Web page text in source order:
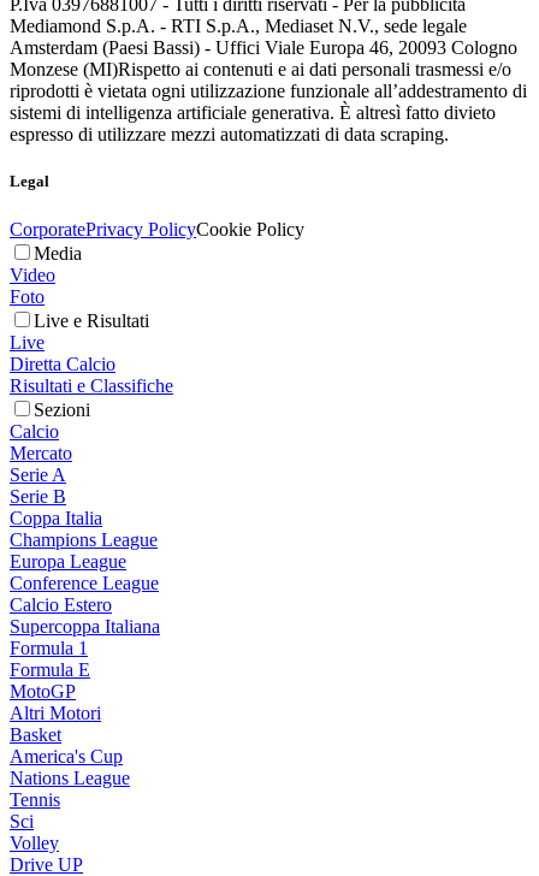
P.Iva 03976881007 - Tutti i diritti riservati - Per la pubblicità
Mediamond S.p.A. - RTI S.p.A., Mediaset N.V., sede legale
Amsterdam (Paesi Bassi) - Uffici Viale Europa 46, 20093 Cologno
Monzese (MI)Rispetto ai contenuti e ai dati personali trasmessi e/o
riprodotti è vietata ogni utilizzazione funzionale all’addestramento di
sistemi di intelligenza artificiale generativa. È altresì fatto divieto
espresso di utilizzare mezzi automatizzati di data scraping.
Legal
CorporatePrivacy PolicyCookie Policy
Media
Video
Foto
Live e Risultati
Live
Diretta Calcio
Risultati e Classifiche
Sezioni
Calcio
Mercato
Serie A
Serie B
Coppa Italia
Champions League
Europa League
Conference League
Calcio Estero
Supercoppa Italiana
Formula 1
Formula E
MotoGP
Altri Motori
Basket
America's Cup
Nations League
Tennis
Sci
Volley
Drive UP